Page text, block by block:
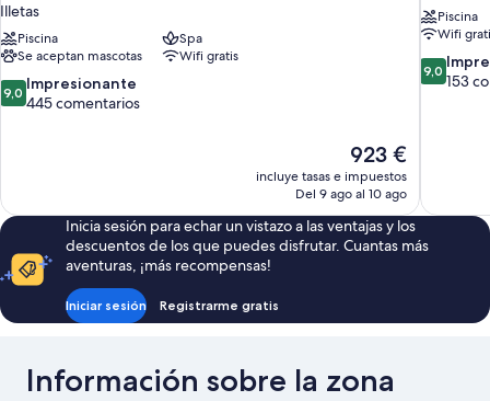
Illetas
Piscina
Spa
Se aceptan mascotas
Wifi gratis
9.0
sobre
9,0 Impresionante
445 comentarios
El
precio
actual
de
923 €
923 €
incluye tasas e impuestos
Del 9 ago al 10 ago
Piscina
Wifi
9.0
sobre
9,0
153
Inicia sesión para echar un vistazo a las ventajas y los
descuentos de los que puedes disfrutar. Cuantas más
aventuras, ¡más recompensas!
Iniciar sesión Registrarme gratis
Información sobre la zona